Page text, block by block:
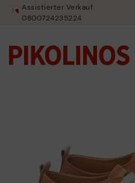
Assistierter Verkauf
0800724235224